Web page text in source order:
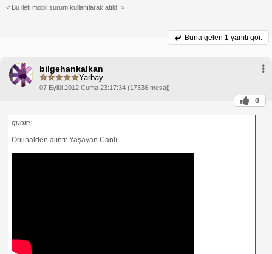
< Bu ileti mobil sürüm kullanılarak atıldı >
Buna gelen 1 yanıtı gör.
bilgehankalkan
Yarbay
07 Eylül 2012 Cuma 23:17:34 (17336 mesaj)
0
quote:
Orijinalden alıntı: Yaşayan Canlı